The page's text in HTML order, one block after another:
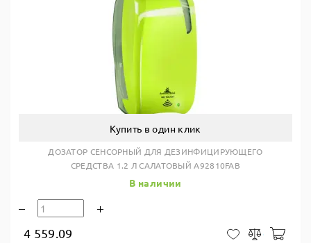
Купить в один клик
ДОЗАТОР СЕНСОРНЫЙ ДЛЯ ДЕЗИНФИЦИРУЮЩЕГО
СРЕДСТВА 1.2 Л САЛАТОВЫЙ A92810FAB
В наличии
4 559.09 В закладки
Сравнить